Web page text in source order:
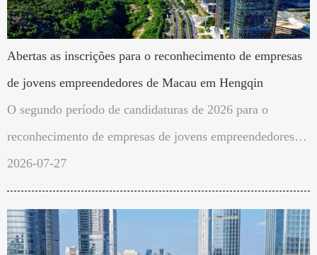
Abertas as inscrições para o reconhecimento de empresas
de jovens empreendedores de Macau em Hengqin
O segundo período de candidaturas de 2026 para o
reconhecimento de empresas de jovens empreendedores de
Macau na Zona de Cooperação Aprofundada entre
Guangdong e Macau em Hengqin teve início no dia 27 de
Julho e decorre até 7 de Agosto. Este processo abrange
tanto o reconhecimento da qualificação empresarial como
2026-07-27